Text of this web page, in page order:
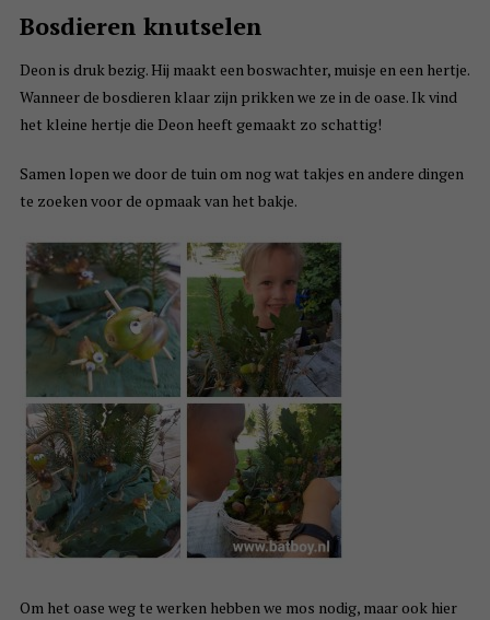
Bosdieren knutselen
Deon is druk bezig. Hij maakt een boswachter, muisje en een hertje.
Wanneer de bosdieren klaar zijn prikken we ze in de oase. Ik vind
het kleine hertje die Deon heeft gemaakt zo schattig!
Samen lopen we door de tuin om nog wat takjes en andere dingen
te zoeken voor de opmaak van het bakje.
Om het oase weg te werken hebben we mos nodig, maar ook hier